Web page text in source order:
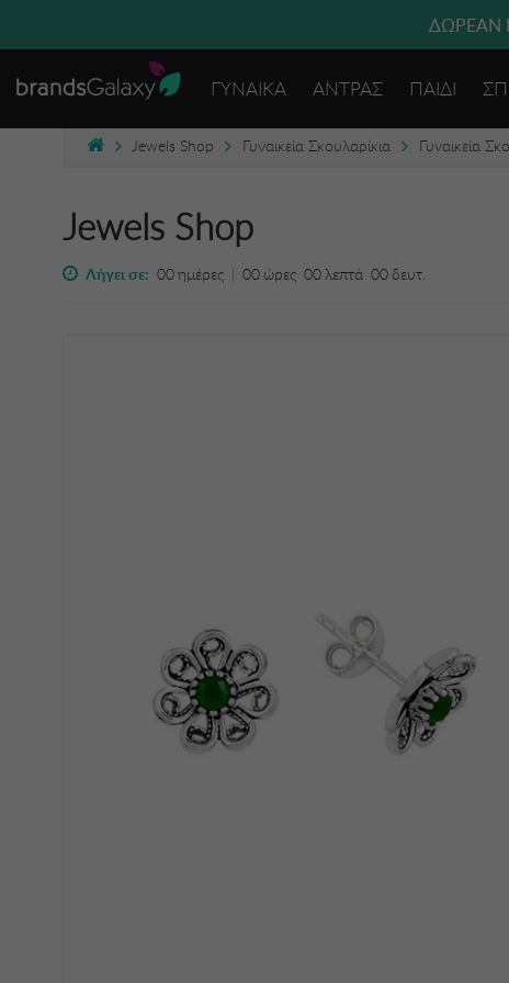
ΔΩΡΕΑΝ
ΓΥΝΑΙΚΑ ΑΝΤΡΑΣ ΠΑΙΔΙ
Jewels Shop Γυναικεία Σκουλαρίκια Γυναικεία
Jewels Shop
Λήγει σε: 00ημέρες | 00 ώρες 00λεπτά 00 δευτ.